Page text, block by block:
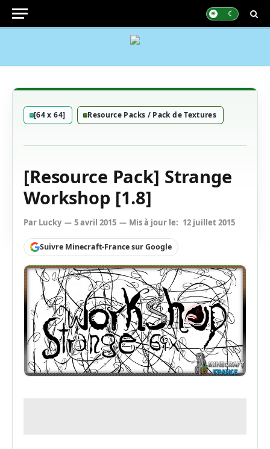
[64 x 64] Resource Packs / Pack de Textures
[Resource Pack] Strange
Workshop [1.8]
Par Lucky 5 avril 2015 Mis à jour le: 12 juillet 2015
Suivre Minecraft-France sur Google